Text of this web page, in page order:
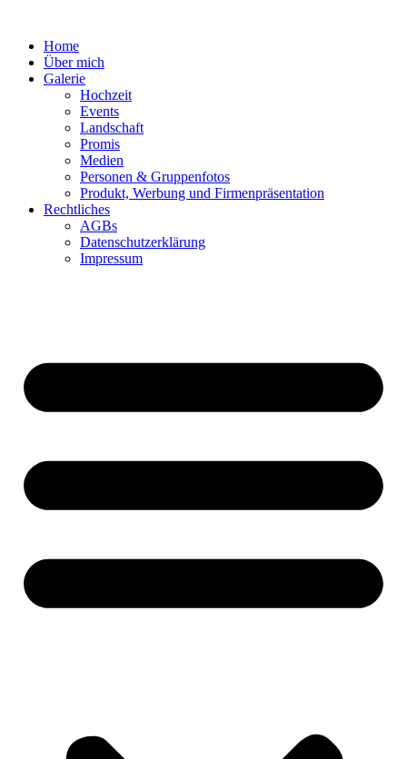
Home
Über mich
Galerie
Hochzeit
Events
Landschaft
Promis
Medien
Personen & Gruppenfotos
Produkt, Werbung und Firmenpräsentation
Rechtliches
AGBs
Datenschutz­erklärung
Impressum